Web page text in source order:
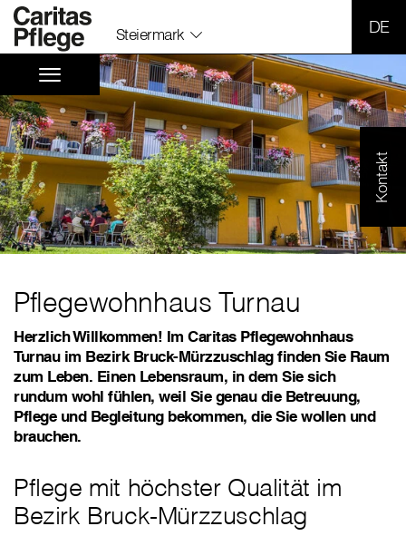
Steiermark
Kontakt
Pflegewohnhaus Turnau
Herzlich Willkommen! Im Caritas Pflegewohnhaus
Turnau im Bezirk Bruck-Mürzzuschlag finden Sie Raum
zum Leben. Einen Lebensraum, in dem Sie sich
rundum wohl fühlen, weil Sie genau die Betreuung,
Pflege und Begleitung bekommen, die Sie wollen und
brauchen.
Pflege mit höchster Qualität im
Bezirk Bruck-Mürzzuschlag